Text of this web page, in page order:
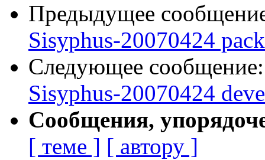
Предыдущее
Sisyphus-20070424
Следующее
Sisyphus-20070424
Сообщения,
[ теме ] [ автору ]